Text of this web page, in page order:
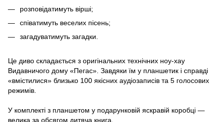
розповідатимуть вірші;
співатимуть веселих пісень;
загадуватимуть загадки.
Це диво складається з оригінальних технічних ноу-хау
Видавничого дому «Пегас». Завдяки їм у планшетик і справді
«вмістилися» близько 100 якісних аудіозаписів та 5 голосових
режимів.
У комплекті з планшетом у подарунковій яскравій коробці —
велика за обсягом дитяча книга.